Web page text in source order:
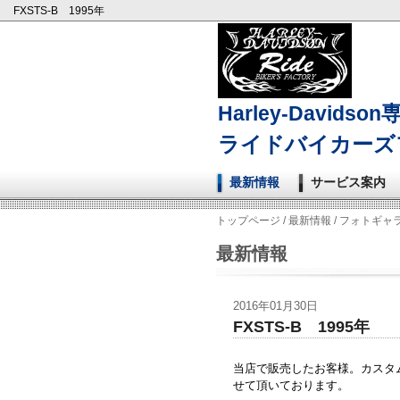
FXSTS-B 1995年
Harley-Davidson
ライドバイカー
最新情報 サービス案内
トップページ /最新情報 / フォトギャ
最新情報
2016年01月30日
FXSTS-B 1995年
当店で販売したお客様。カス
せて頂いております。